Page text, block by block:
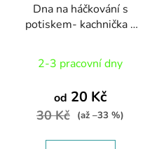
Dna na háčkování s
potiskem- kachnička v
2-3 pracovní dny
od 20 Kč
30 Kč (až –33 %)